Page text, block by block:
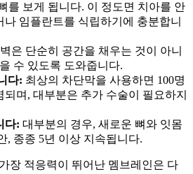
를 보게 됩니다. 이 정도면 치아를 안
나 임플란트를 식립하기에 충분합니
은 단순히 공간을 채우는 것이 아니
수 있도록 도와줍니다.
다: 최상의 차단막을 사용하면 100명
되며, 대부분은 추가 수술이 필요하지
다: 대부분의 경우, 새로운 뼈와 잇몸
, 종종 5년 이상 지속됩니다.
장 적응력이 뛰어난 멤브레인은 다